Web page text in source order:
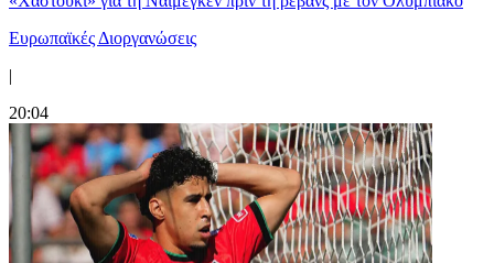
Ευρωπαϊκές Διοργανώσεις
|
20:04